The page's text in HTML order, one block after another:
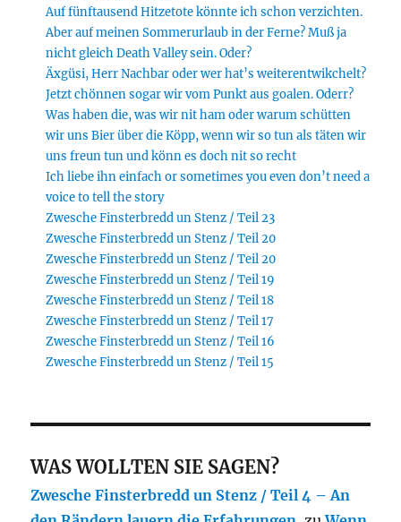
Auf fünftausend Hitzetote könnte ich schon verzichten.
Aber auf meinen Sommerurlaub in der Ferne? Muß ja
nicht gleich Death Valley sein. Oder?
Äxgüsi, Herr Nachbar oder wer hat’s weiterentwikchelt?
Jetzt chönnen sogar wir vom Punkt aus goalen. Oderr?
Was haben die, was wir nit ham oder warum schütten
wir uns Bier über die Köpp, wenn wir so tun als täten wir
uns freun tun und könn es doch nit so recht
Ich liebe ihn einfach or sometimes you even don’t need a
voice to tell the story
Zwesche Finsterbredd un Stenz / Teil 23
Zwesche Finsterbredd un Stenz / Teil 20
Zwesche Finsterbredd un Stenz / Teil 20
Zwesche Finsterbredd un Stenz / Teil 19
Zwesche Finsterbredd un Stenz / Teil 18
Zwesche Finsterbredd un Stenz / Teil 17
Zwesche Finsterbredd un Stenz / Teil 16
Zwesche Finsterbredd un Stenz / Teil 15
WAS WOLLTEN SIE SAGEN?
Zwesche Finsterbredd un Stenz / Teil 4 – An